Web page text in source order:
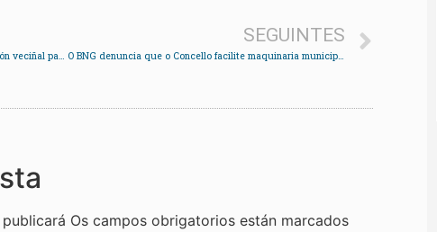
Arranca IdeaRedondela, un plan de participación veciñal para a elaboración do PXOM redondelán
SEGUINTES
O BNG denuncia que o Concello facilite maquinaria municipal a empresas privadas
Os campos obrigatorios están marcados